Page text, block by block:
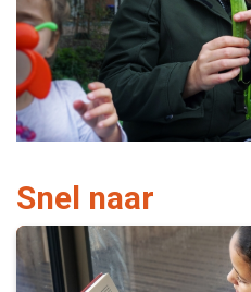
Snel naar